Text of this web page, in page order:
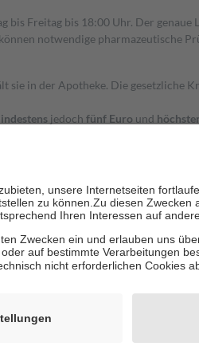
Freitag bis 18:00 Uhr. Der
notwendige pharmazeutische
in der Apotheke. Die gesetzliche
jedoch fünf Euro und
Stellung der Familie zu unterstützen,